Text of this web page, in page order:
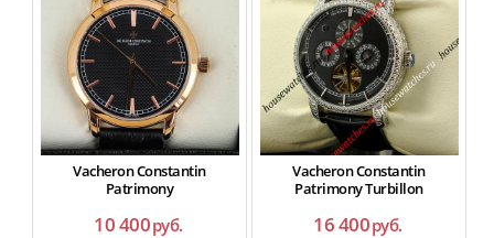
Vacheron Constantin
Patrimony
10 400руб.
Vacheron Constantin
Patrimony Turbillon
16 400руб.